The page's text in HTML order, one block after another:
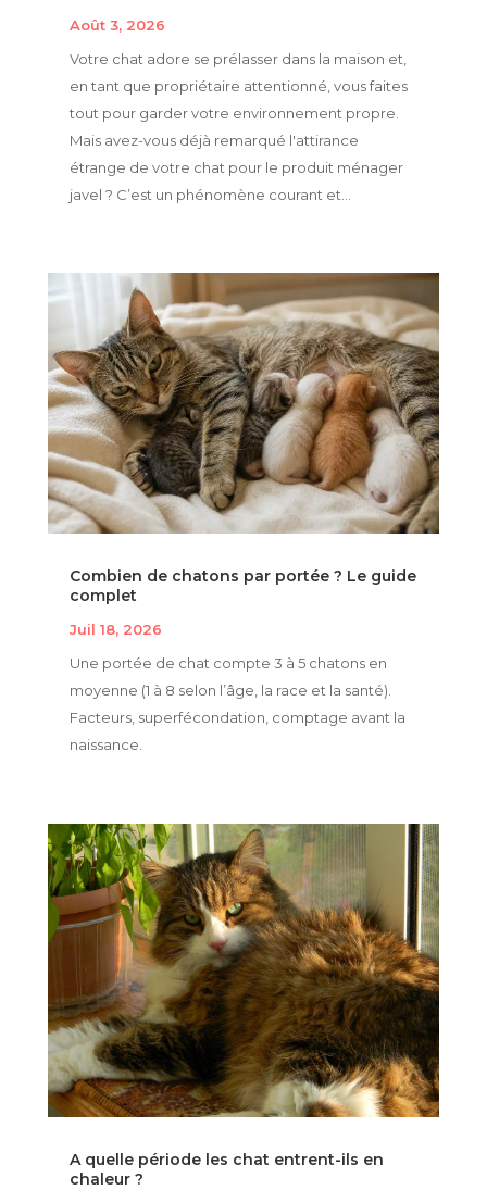
Août 3, 2026
Votre chat adore se prélasser dans la maison et,
en tant que propriétaire attentionné, vous faites
tout pour garder votre environnement propre.
Mais avez-vous déjà remarqué l'attirance
étrange de votre chat pour le produit ménager
javel ? C’est un phénomène courant et...
Combien de chatons par portée ? Le guide
complet
Juil 18, 2026
Une portée de chat compte 3 à 5 chatons en
moyenne (1 à 8 selon l’âge, la race et la santé).
Facteurs, superfécondation, comptage avant la
naissance.
A quelle période les chat entrent-ils en
chaleur ?